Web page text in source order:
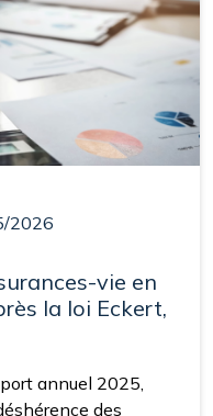
2026
vie en
la loi Eckert,
annuel 2025,
des